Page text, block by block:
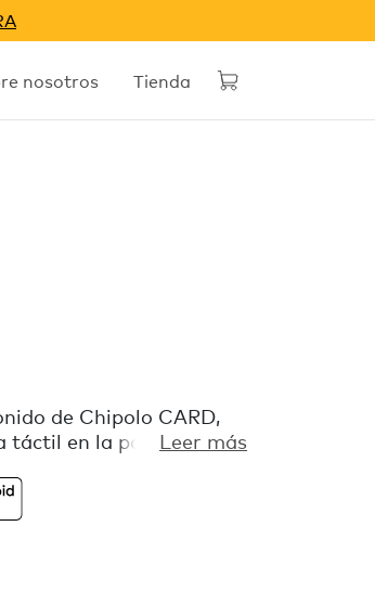
nosotros Tienda
de Chipolo CARD,
táctil en la parte trasera
funciona con Buscar de
convirtiendo tu
Leer más